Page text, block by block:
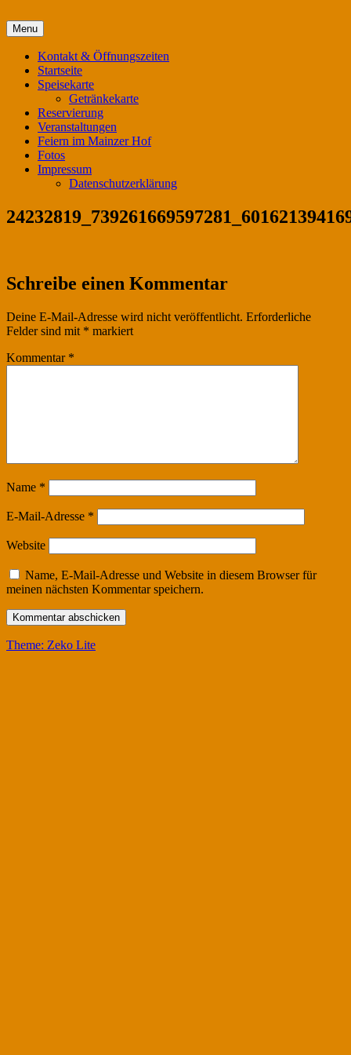
Skip
to
content
Mainzer Hof Köln
Menu
Kontakt & Öffnungszeiten
Startseite
Speisekarte
Getränkekarte
Reservierung
Veranstaltungen
Feiern im Mainzer Hof
Fotos
Impressum
Datenschutzerklärung
Schreibe einen Kommentar
Deine E-Mail-Adresse wird nicht veröffentlicht. Erforderliche
Felder sind mit * markiert
Kommentar *
Name *
E-Mail-Adresse *
Website
Name, E-Mail-Adresse und Website in diesem Browser für
meinen nächsten Kommentar speichern.
Theme: Zeko Lite